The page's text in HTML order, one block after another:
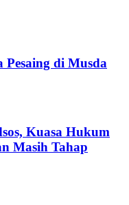
Pesaing di Musda
Kuasa Hukum
Masih Tahap